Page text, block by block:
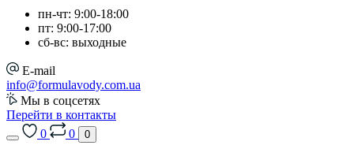
пн-чт: 9:00-18:00
пт: 9:00-17:00
сб-вс: выходные
E-mail
info@formulavody.com.ua
Мы в соцсетях
Перейти в контакты
0
0 0